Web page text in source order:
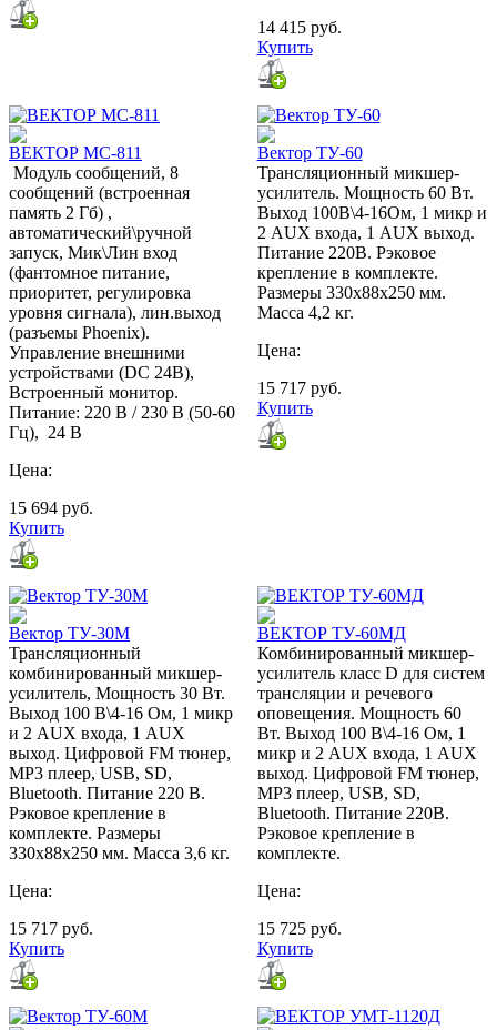
14 415 руб.
Купить
ВЕКТОР МС-811
Модуль сообщений, 8
сообщений (встроенная
память 2 Гб) ,
автоматический\ручной
запуск, Мик\Лин вход
(фантомное питание,
приоритет, регулировка
уровня сигнала), лин.выход
(разъемы Phoenix).
Управление внешними
устройствами (DC 24В),
Встроенный монитор.
Питание: 220 В / 230 В (50‑60
Гц), 24 В
Цена:
15 694 руб.
Купить
Вектор ТУ-60
Трансляционный микшер-
усилитель. Мощность 60 Вт.
Выход 100В\4-16Ом, 1 микр и
2 AUX входа, 1 AUX выход.
Питание 220В. Рэковое
крепление в комплекте.
Размеры 330х88х250 мм.
Масса 4,2 кг.
Цена:
15 717 руб.
Купить
Вектор ТУ-30М
Трансляционный
комбинированный микшер-
усилитель, Мощность 30 Вт.
Выход 100 В\4-16 Ом, 1 микр
и 2 AUX входа, 1 AUX
выход. Цифровой FM тюнер,
MP3 плеер, USB, SD,
Bluetooth. Питание 220 В.
Рэковое крепление в
комплекте. Размеры
330х88х250 мм. Масса 3,6 кг.
Цена:
15 717 руб.
Купить
ВЕКТОР ТУ-60МД
Комбинированный микшер-
усилитель класс D для систем
трансляции и речевого
оповещения. Мощность 60
Вт. Выход 100 В\4-16 Ом, 1
микр и 2 AUX входа, 1 AUX
выход. Цифровой FM тюнер,
MP3 плеер, USB, SD,
Bluetooth. Питание 220В.
Рэковое крепление в
комплекте.
Цена:
15 725 руб.
Купить